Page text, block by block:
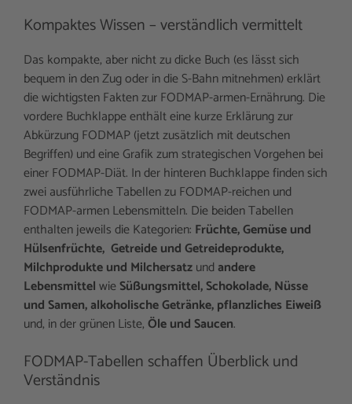
Kompaktes Wissen – verständlich vermittelt
Das kompakte, aber nicht zu dicke Buch (es lässt sich
bequem in den Zug oder in die S-Bahn mitnehmen) erklärt
die wichtigsten Fakten zur FODMAP-armen-Ernährung. Die
vordere Buchklappe enthält eine kurze Erklärung zur
Abkürzung FODMAP (jetzt zusätzlich mit deutschen
Begriffen) und eine Grafik zum strategischen Vorgehen bei
einer FODMAP-Diät. In der hinteren Buchklappe finden sich
zwei ausführliche Tabellen zu FODMAP-reichen und
FODMAP-armen Lebensmitteln. Die beiden Tabellen
enthalten jeweils die Kategorien: Früchte, Gemüse und
Hülsenfrüchte, Getreide und Getreideprodukte,
Milchprodukte und Milchersatzundandere
LebensmittelwieSüßungsmittel, Schokolade, Nüsse
und Samen, alkoholische Getränke, pflanzliches Eiweiß
und, in der grünen Liste,Öle und Saucen.
FODMAP-Tabellen schaffen Überblick und
Verständnis